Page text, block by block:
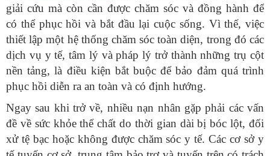
giải cứu mà còn cần được chăm sóc và đồng hành để
có thể phục hồi và bắt đầu lại cuộc sống. Vì thế, việc
thiết lập một hệ thống chăm sóc toàn diện, trong đó các
dịch vụ y tế, tâm lý và pháp lý trở thành những trụ cột
nền tảng, là điều kiện bắt buộc để bảo đảm quá trình
phục hồi diễn ra an toàn và có định hướng.
Ngay sau khi trở về, nhiều nạn nhân gặp phải các vấn
đề về sức khỏe thể chất do thời gian dài bị bóc lột, đối
xử tệ bạc hoặc không được chăm sóc y tế. Các cơ sở y